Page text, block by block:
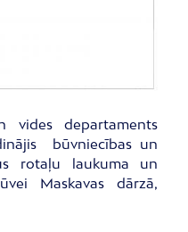
vides departaments
būvniecības un
rotaļu laukuma un
Maskavas dārzā,